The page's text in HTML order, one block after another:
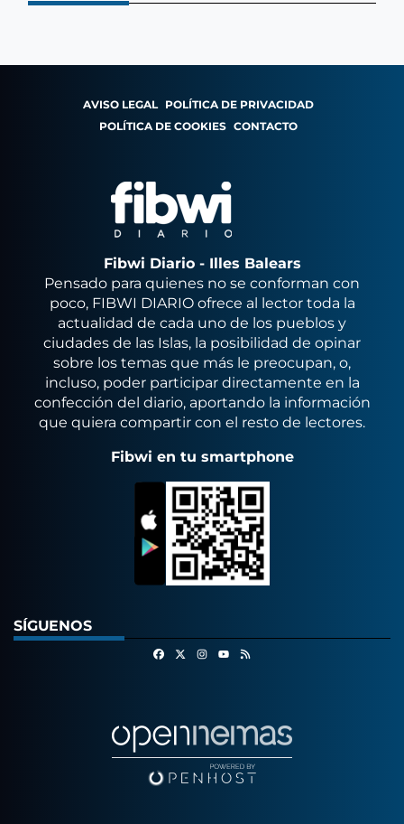
AVISO LEGAL POLÍTICA DE PRIVACIDAD
POLÍTICA DE COOKIES CONTACTO
Fibwi Diario - Illes Balears
Pensado para quienes no se conforman con
poco, FIBWI DIARIO ofrece al lector toda la
actualidad de cada uno de los pueblos y
ciudades de las Islas, la posibilidad de opinar
sobre los temas que más le preocupan, o,
incluso, poder participar directamente en la
confección del diario, aportando la información
que quiera compartir con el resto de lectores.
Fibwi en tu smartphone
SÍGUENOS
FacebookInstagram